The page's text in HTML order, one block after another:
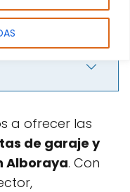
a ofrecer las
de garaje y
Alboraya. Con